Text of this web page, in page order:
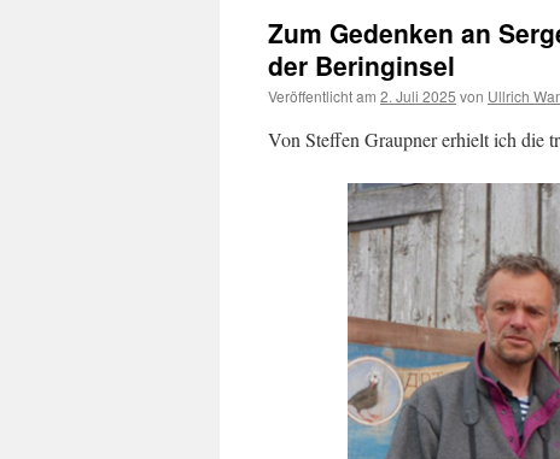
Zum Gedenken an
der Beringinsel
Veröffentlicht am 2. Juli 2025 von Ullrich
Von Steffen Graupner erhielt ich die